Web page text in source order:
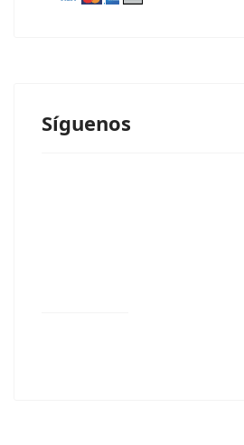
Síguenos